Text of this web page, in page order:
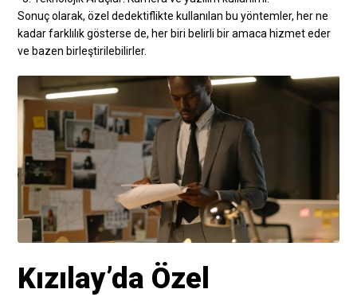
Sonuç olarak, özel dedektiflikte kullanılan bu yöntemler, her ne
kadar farklılık gösterse de, her biri belirli bir amaca hizmet eder
ve bazen birleştirilebilirler.
Kızılay’da Özel